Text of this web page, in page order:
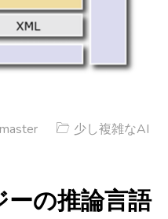
少し複雑なAI
ーの推論言語